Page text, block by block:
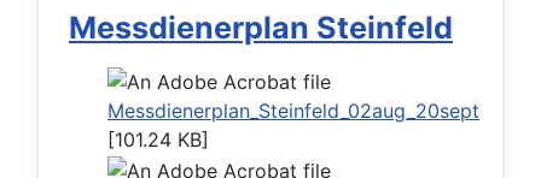
Messdienerplan Steinfeld
Messdienerplan_Steinfeld_02aug_20sept
[101.24 KB]